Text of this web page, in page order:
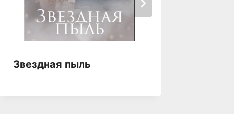
Звездная пыль